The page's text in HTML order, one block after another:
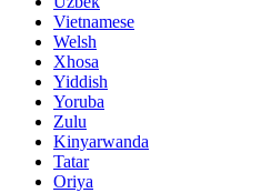
Vietnamese
Welsh
Xhosa
Yiddish
Yoruba
Zulu
Kinyarwanda
Tatar
Oriya